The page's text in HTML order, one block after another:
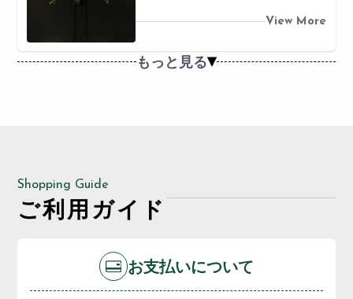
View More
もっと見る
Shopping Guide
ご利用ガイド
お支払いについて